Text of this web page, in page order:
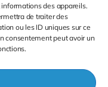
des appareils.
de traiter des
ou les ID uniques sur ce
consentement peut avoir un